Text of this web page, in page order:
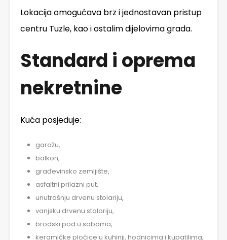
Lokacija omogućava brz i jednostavan pristup
centru Tuzle, kao i ostalim dijelovima grada.
Standard i oprema
nekretnine
Kuća posjeduje:
garažu,
balkon,
građevinsko zemljište,
asfaltni prilazni put,
unutrašnju drvenu stolariju,
vanjsku drvenu stolariju,
brodski pod u sobama,
keramičke pločice u kuhinji, hodnicima i kupatilima,